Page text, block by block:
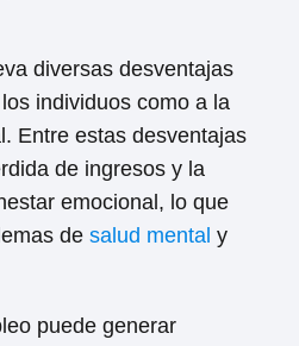
diversas desventajas
individuos como a la
Entre estas desventajas
de ingresos y la
emocional, lo que
de salud mental y
puede generar